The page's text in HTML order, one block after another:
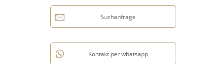
Suchanfrage
Kontakt per whatsapp